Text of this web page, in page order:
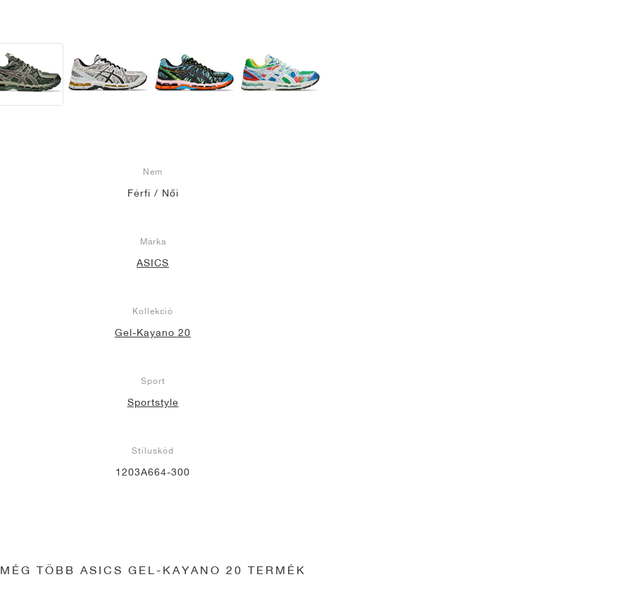
Nem
Férfi / Női
Márka
ASICS
Kollekció
Gel-Kayano 20
Sport
Sportstyle
Stíluskód
1203A664-300
MÉG TÖBB ASICS GEL-KAYANO 20 TERMÉK